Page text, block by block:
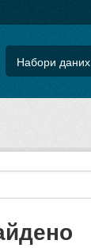
Набори даних